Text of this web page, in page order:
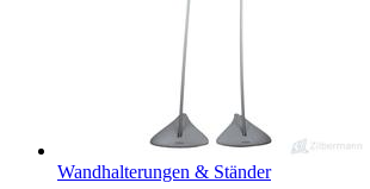
Wandhalterungen & Ständer